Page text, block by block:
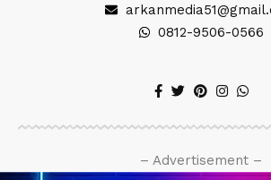
0812-9506-0566
– Advertisement –